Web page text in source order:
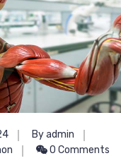
By admin
0 Comments